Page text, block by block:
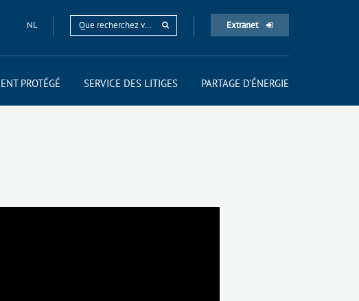
NL Extranet
PROTÉGÉ SERVICE DES LITIGES PARTAGE D'ÉNERGIE